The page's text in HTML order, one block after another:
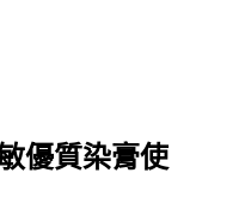
優質染膏使